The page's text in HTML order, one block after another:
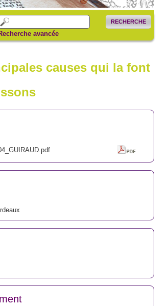
RECHERCHE
avancée
causes qui la font